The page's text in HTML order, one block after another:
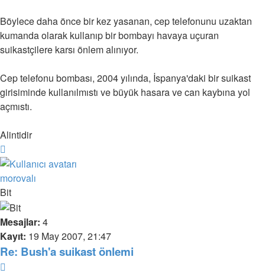
Böylece daha önce bir kez yasanan, cep telefonunu uzaktan
kumanda olarak kullanıp bir bombayı havaya uçuran
suikastçilere karsı önlem alınıyor.
Cep telefonu bombası, 2004 yılında, İspanya'daki bir suikast
girisiminde kullanılmıstı ve büyük hasara ve can kaybına yol
açmıstı.
Alintidir
dön
morovalı
Bit
Mesajlar: 4
Kayıt: 19 May 2007, 21:47
Re: Bush'a suikast önlemi